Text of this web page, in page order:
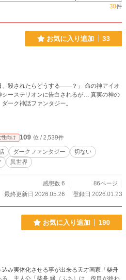
30件
お気に入り追加 33
されたらどうする――？」 命の神アイオ
ステリオンに告白されるが… 真実の神の
ーク神話ファンタジー。
性向け 109 位 / 2,539件
ダークファンタジー
切ない
異世界
感想数 6
86ページ
最終更新日 2026.05.26
登録日 2026.01.23
お気に入り追加 190
込み実体化させる事が出来る天才画家「柴舟
る、主人公「柴舟 縁（ふち）は、役目が終わ